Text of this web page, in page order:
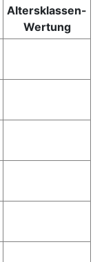
Altersklassen-
Wertung